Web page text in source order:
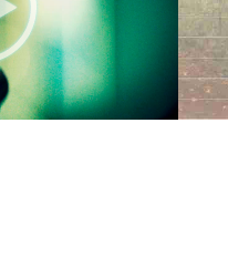
Hebreeuws
Magyar
Italiaanse